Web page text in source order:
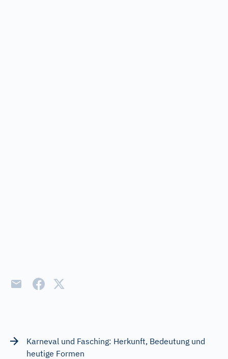
Karneval und Fasching: Herkunft, Bedeutung und
heutige Formen